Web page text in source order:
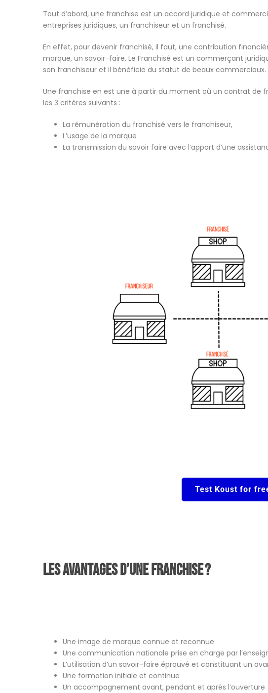
Tout d’abord, une franchise est un accord juridique et
entreprises juridiques, un franchiseur et un franchisé.
En effet, pour devenir franchisé, il faut, une contribution
marque, un savoir-faire. Le Franchisé est un commerçant
son franchiseur et il bénéficie du statut de beaux commerciaux.
Une franchise en est une à partir du moment où un contrat de
les 3 critères suivants :
La rémunération du franchisé vers le franchiseur,
L’usage de la marque
La transmission du savoir faire avec l’apport d’une
Test Koust for
Les avantages d’une franchise ?
Une image de marque connue et reconnue
Une communication nationale prise en charge par
L’utilisation d’un savoir-faire éprouvé et constituant un
Une formation initiale et continue
Un accompagnement avant, pendant et après l’ouverture